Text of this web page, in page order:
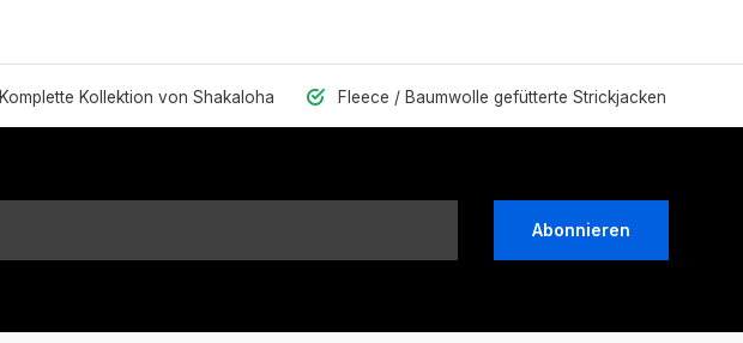
Komplette Kollektion von Shakaloha Fleece / Baumwolle gefütterte Strickjacken
Abonnieren